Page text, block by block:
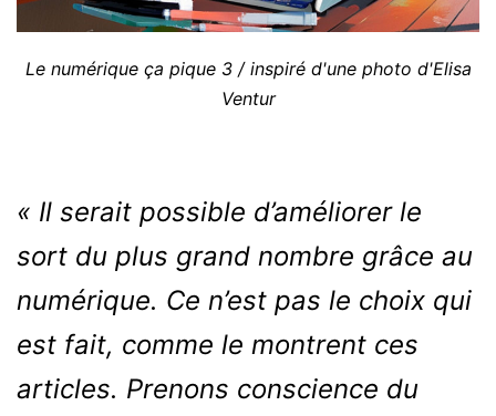
Le numérique ça pique 3 / inspiré d'une photo d'Elisa
Ventur
« Il serait possible d’améliorer le
sort du plus grand nombre grâce au
numérique. Ce n’est pas le choix qui
est fait, comme le montrent ces
articles. Prenons conscience du